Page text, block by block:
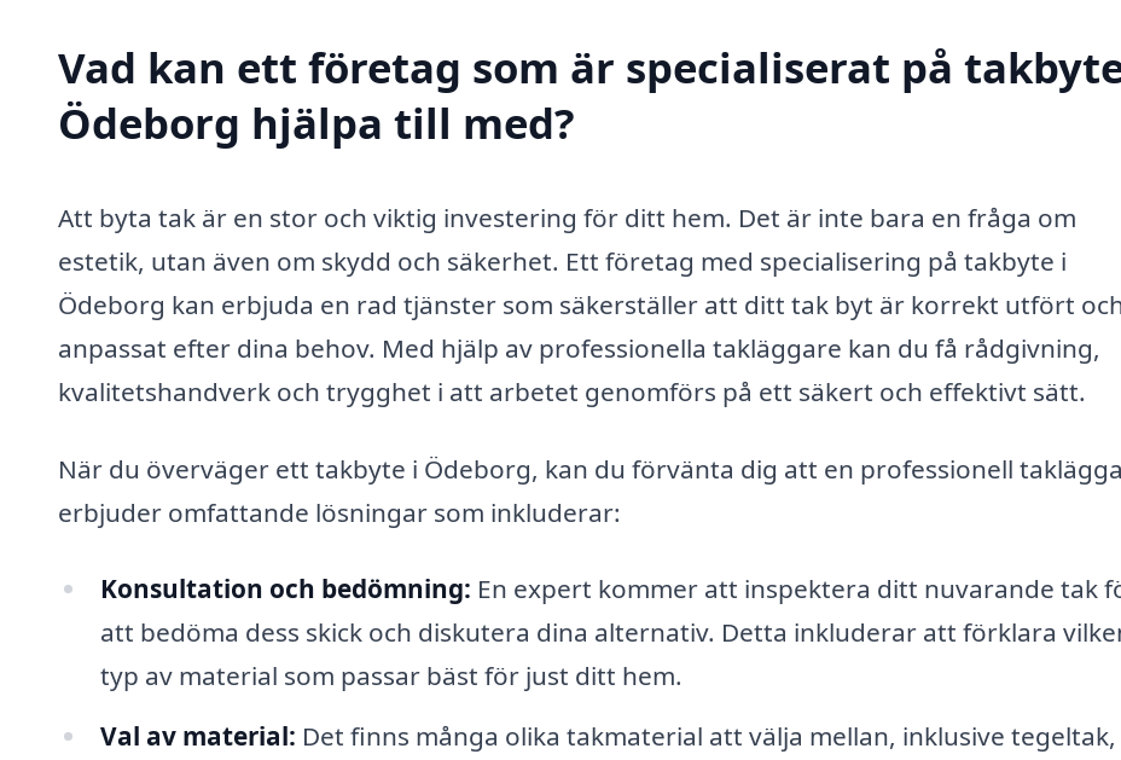
Vad kan ett företag som är specialiserat på
Ödeborg hjälpa till med?
Att byta tak är en stor och viktig investering för ditt hem. Det är inte bara en fråga om
estetik, utan även om skydd och säkerhet. Ett företag med specialisering på takbyte i
Ödeborg kan erbjuda en rad tjänster som säkerställer att ditt tak byt är korrekt utfört
anpassat efter dina behov. Med hjälp av professionella takläggare kan du få rådgivning,
kvalitetshandverk och trygghet i att arbetet genomförs på ett säkert och effektivt sätt.
När du överväger ett takbyte i Ödeborg, kan du förvänta dig att en professionell
erbjuder omfattande lösningar som inkluderar:
Konsultation och bedömning: En expert kommer att inspektera ditt nuvarande tak
att bedöma dess skick och diskutera dina alternativ. Detta inkluderar att förklara
typ av material som passar bäst för just ditt hem.
Val av material: Det finns många olika takmaterial att välja mellan, inklusive tegeltak,